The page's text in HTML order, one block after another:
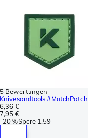
5 Bewertungen
Knivesandtools
6,36 €
7,95 €
-20 %Spare 1,59